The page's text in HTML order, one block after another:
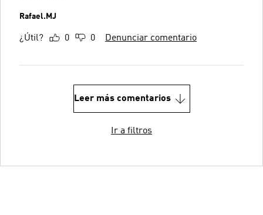
Rafael.MJ
¿Útil? 0 0 Denunciar comentario
Leer más comentarios
Ir a filtros